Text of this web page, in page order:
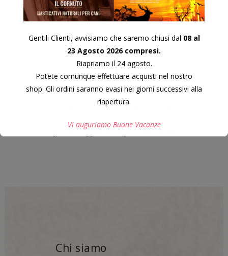
Spedizioni in Italia 10€
piccolo supplemento per isole minori
Chi siamo
Gentili Clienti, avvisiamo che saremo chiusi dal 08 al
23 Agosto 2026 compresi.
Riapriamo il 24 agosto.
Potete comunque effettuare acquisti nel nostro
shop. Gli ordini saranno evasi nei giorni successivi alla
riapertura.
Vi auguriamo Buone Vacanze